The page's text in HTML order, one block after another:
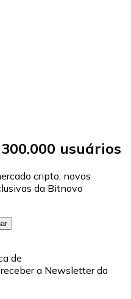
usuários
cripto, novos
da Bitnovo
de
a Newsletter da